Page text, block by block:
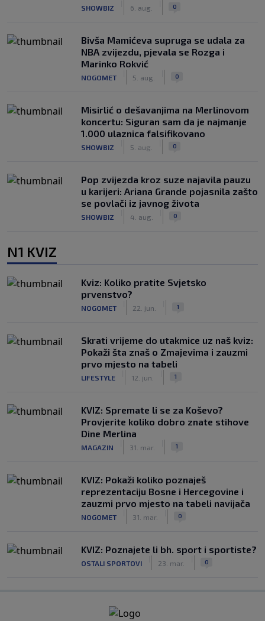
SHOWBIZ 6. aug. 0
Bivša Mamićeva supruga se udala za
NBA zvijezdu, pjevala se Rozga i
Marinko Rokvić
NOGOMET 5. aug. 0
Misirlić o dešavanjima na Merlinovom
koncertu: Siguran sam da je najmanje
1.000 ulaznica falsifikovano
SHOWBIZ 5. aug. 0
Pop zvijezda kroz suze najavila pauzu
u karijeri: Ariana Grande pojasnila zašto
se povlači iz javnog života
SHOWBIZ 4. aug. 0
N1 KVIZ
Kviz: Koliko pratite Svjetsko
prvenstvo?
NOGOMET 22. jun. 1
Skrati vrijeme do utakmice uz naš kviz:
Pokaži šta znaš o Zmajevima i zauzmi
prvo mjesto na tabeli
LIFESTYLE 12. jun. 1
KVIZ: Spremate li se za Koševo?
Provjerite koliko dobro znate stihove
Dine Merlina
MAGAZIN 31. mar. 1
KVIZ: Pokaži koliko poznaješ
reprezentaciju Bosne i Hercegovine i
zauzmi prvo mjesto na tabeli navijača
NOGOMET 31. mar. 0
KVIZ: Poznajete li bh. sport i sportiste?
OSTALI SPORTOVI 23. mar. 0